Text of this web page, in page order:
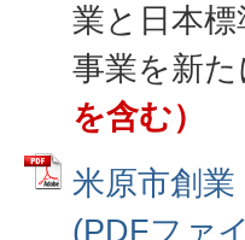
業と日本
事業を新
を含む）
米原市創
(PDFファ